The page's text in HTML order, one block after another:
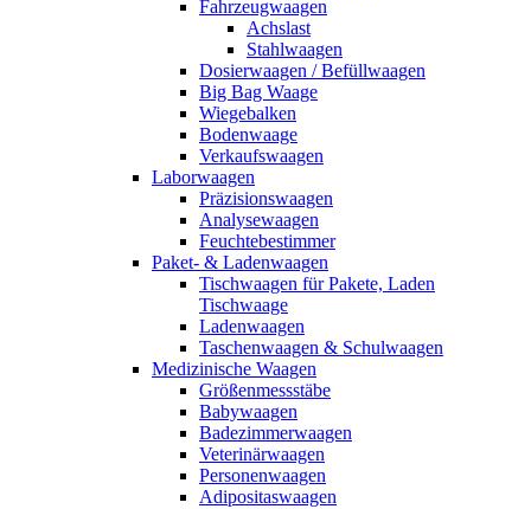
Fahrzeugwaagen
Achslast
Stahlwaagen
Dosierwaagen / Befüllwaagen
Big Bag Waage
Wiegebalken
Bodenwaage
Verkaufswaagen
Laborwaagen
Präzisionswaagen
Analysewaagen
Feuchtebestimmer
Paket- & Ladenwaagen
Tischwaagen für Pakete, Laden
Tischwaage
Ladenwaagen
Taschenwaagen & Schulwaagen
Medizinische Waagen
Größenmessstäbe
Babywaagen
Badezimmerwaagen
Veterinärwaagen
Personenwaagen
Adipositaswaagen